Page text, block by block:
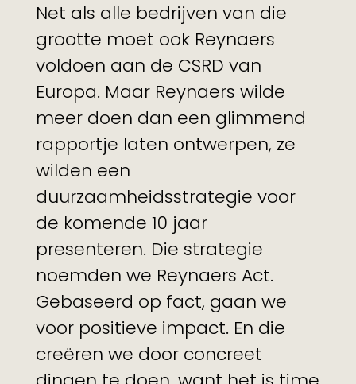
Net als alle bedrijven van die
grootte moet ook Reynaers
voldoen aan de CSRD van
Europa. Maar Reynaers wilde
meer doen dan een glimmend
rapportje laten ontwerpen, ze
wilden een
duurzaamheidsstrategie voor
de komende 10 jaar
presenteren. Die strategie
noemden we Reynaers Act.
Gebaseerd op fact, gaan we
voor positieve impact. En die
creëren we door concreet